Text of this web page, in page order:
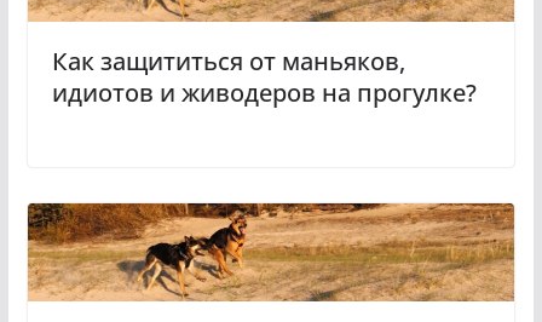
Как защититься от маньяков,
идиотов и живодеров на прогулке?